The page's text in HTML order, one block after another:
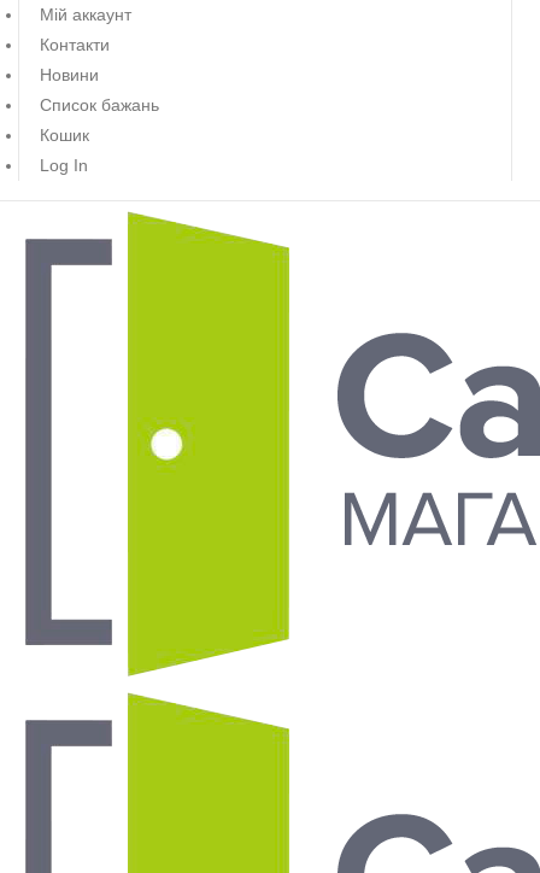
Мій аккаунт
Контакти
Новини
Список бажань
Кошик
Log In